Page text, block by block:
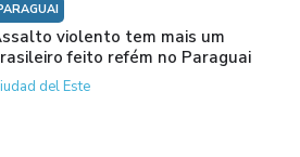
violento tem mais um
feito refém no Paraguai
del Este